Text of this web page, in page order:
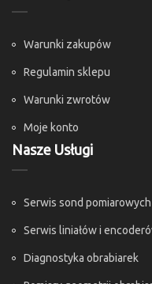
Warunki zakupów
Regulamin sklepu
Warunki zwrotów
Moje konto
Nasze Usługi
Serwis sond pomiarowych
Serwis liniałów i
Diagnostyka obrabiarek